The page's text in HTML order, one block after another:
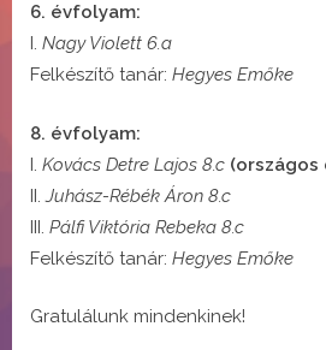
6. évfolyam:
I. Nagy Violett 6.a
Felkészítő tanár: Hegyes Emőke
8. évfolyam:
I. Kovács Detre Lajos 8.c (országos
II. Juhász-Rébék Áron 8.c
III. Pálfi Viktória Rebeka 8.c
Felkészítő tanár: Hegyes Emőke
Gratulálunk mindenkinek!